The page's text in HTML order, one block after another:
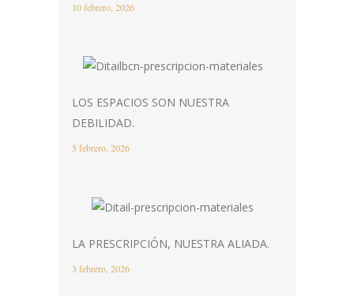
10 febrero, 2026
LOS ESPACIOS SON NUESTRA
DEBILIDAD.
5 febrero, 2026
LA PRESCRIPCIÓN, NUESTRA ALIADA.
3 febrero, 2026